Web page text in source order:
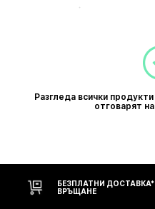
Разгледа всички
отговарят
БЕЗПЛАТНИ ДОСТАВКА*
ВРЪЩАНЕ